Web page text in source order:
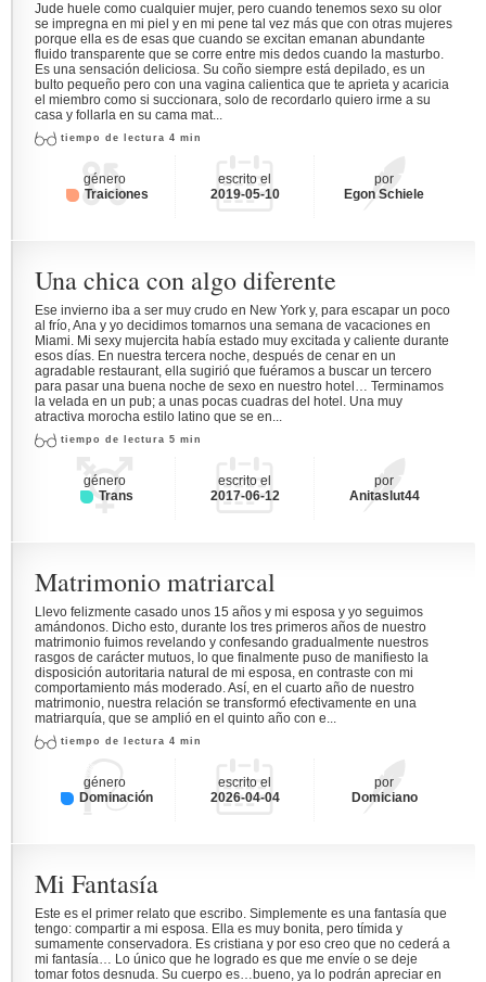
Jude huele como cualquier mujer, pero cuando tenemos sexo su olor
se impregna en mi piel y en mi pene tal vez más que con otras mujeres
porque ella es de esas que cuando se excitan emanan abundante
fluido transparente que se corre entre mis dedos cuando la masturbo.
Es una sensación deliciosa. Su coño siempre está depilado, es un
bulto pequeño pero con una vagina calientica que te aprieta y acaricia
el miembro como si succionara, solo de recordarlo quiero irme a su
casa y follarla en su cama mat...
tiempo de lectura 4 min
género
Traiciones
escrito el
2019-05-10
por
Egon Schiele
Una chica con algo diferente
Ese invierno iba a ser muy crudo en New York y, para escapar un poco
al frío, Ana y yo decidimos tomarnos una semana de vacaciones en
Miami. Mi sexy mujercita había estado muy excitada y caliente durante
esos días. En nuestra tercera noche, después de cenar en un
agradable restaurant, ella sugirió que fuéramos a buscar un tercero
para pasar una buena noche de sexo en nuestro hotel… Terminamos
la velada en un pub; a unas pocas cuadras del hotel. Una muy
atractiva morocha estilo latino que se en...
tiempo de lectura 5 min
género
Trans
escrito el
2017-06-12
por
Anitaslut44
Matrimonio matriarcal
Llevo felizmente casado unos 15 años y mi esposa y yo seguimos
amándonos. Dicho esto, durante los tres primeros años de nuestro
matrimonio fuimos revelando y confesando gradualmente nuestros
rasgos de carácter mutuos, lo que finalmente puso de manifiesto la
disposición autoritaria natural de mi esposa, en contraste con mi
comportamiento más moderado. Así, en el cuarto año de nuestro
matrimonio, nuestra relación se transformó efectivamente en una
matriarquía, que se amplió en el quinto año con e...
tiempo de lectura 4 min
género
Dominación
escrito el
2026-04-04
por
Domiciano
Mi Fantasía
Este es el primer relato que escribo. Simplemente es una fantasía que
tengo: compartir a mi esposa. Ella es muy bonita, pero tímida y
sumamente conservadora. Es cristiana y por eso creo que no cederá a
mi fantasía… Lo único que he logrado es que me envíe o se deje
tomar fotos desnuda. Su cuerpo es…bueno, ya lo podrán apreciar en